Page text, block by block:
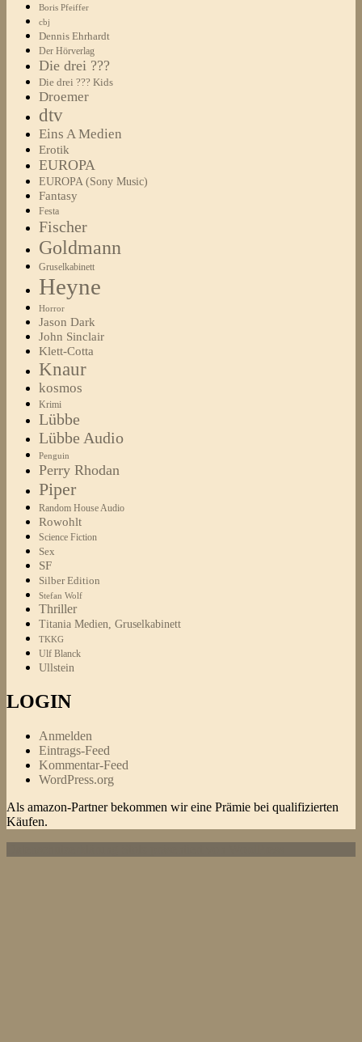
Boris Pfeiffer
cbj
Dennis Ehrhardt
Der Hörverlag
Die drei ???
Die drei ??? Kids
Droemer
dtv
Eins A Medien
Erotik
EUROPA
EUROPA (Sony Music)
Fantasy
Festa
Fischer
Goldmann
Gruselkabinett
Heyne
Horror
Jason Dark
John Sinclair
Klett-Cotta
Knaur
kosmos
Krimi
Lübbe
Lübbe Audio
Penguin
Perry Rhodan
Piper
Random House Audio
Rowohlt
Science Fiction
Sex
SF
Silber Edition
Stefan Wolf
Thriller
Titania Medien, Gruselkabinett
TKKG
Ulf Blanck
Ullstein
LOGIN
Anmelden
Eintrags-Feed
Kommentar-Feed
WordPress.org
Als amazon-Partner bekommen wir eine Prämie bei qualifizierten
Käufen.